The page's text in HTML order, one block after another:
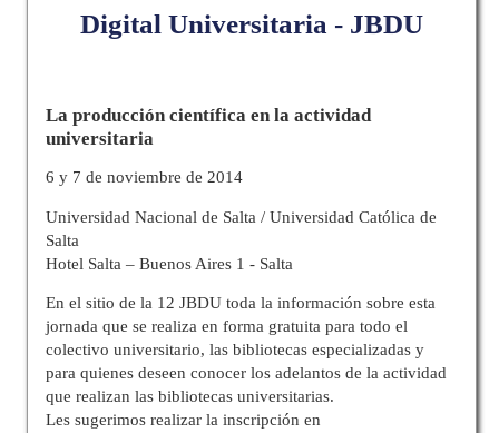
Digital Universitaria - JBDU
La producción científica en la actividad
universitaria
6 y 7 de noviembre de 2014
Universidad Nacional de Salta / Universidad Católica de
Salta
Hotel Salta – Buenos Aires 1 - Salta
En el sitio de la 12 JBDU toda la información sobre esta
jornada que se realiza en forma gratuita para todo el
colectivo universitario, las bibliotecas especializadas y
para quienes deseen conocer los adelantos de la actividad
que realizan las bibliotecas universitarias.
Les sugerimos realizar la inscripción en